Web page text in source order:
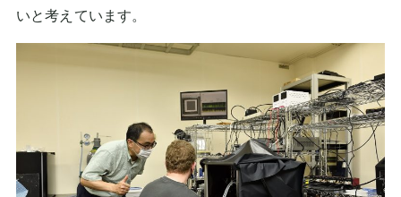
いと考えています。